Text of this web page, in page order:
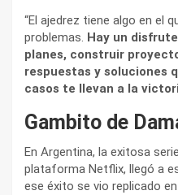
“El ajedrez tiene algo en el
problemas. Hay un
planes, construir
respuestas y soluciones
casos te llevan a la
Gambito de
En Argentina, la exitosa
plataforma Netflix, llegó a
ese éxito se vio replicado